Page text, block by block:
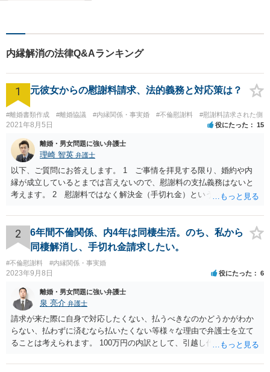
善の法的手段を選択し、終局
的解決に至るよう全力でサポ
ートいたします。
内縁解消の法律Q&Aランキング
1 元彼女からの慰謝料請求、法的義務と対応策は？
#離婚書類作成 #離婚協議 #内縁関係・事実婚 #不倫慰謝料 #慰謝料請求された側
2021年8月5日 役にたった 15
離婚・男女問題に強い弁護士
理崎 智英 弁護士
以下、ご質問にお答えします。 1 ご事情を拝見する限り、婚約や内
縁が成立しているとまでは言えないので、慰謝料の支払義務はないと
考えます。 2 慰謝料ではなく解決金（手切れ金）という名目で数十
うに合意書を取り交わす必要はあると思います。 4 合意書を取り交
わし、その中で精算条項（一切の債権債務のないことを確認する）を
設ければ、大丈夫です。
2
6年間不倫関係、内4年は同棲生活。のち、私から
同棲解消し、手切れ金請求したい。
#不倫慰謝料 #内縁関係・事実婚
2023年9月8日 役にたった 6
離婚・男女問題に強い弁護士
泉 亮介 弁護士
請求が来た際に自身で対応したくない、払うべきなのかどうかがわか
らない、払わずに済むなら払いたくない等様々な理由で弁護士を立て
ることは考えられます。 100万円の内訳として、引越し代等でどの程
によっても追加での請求については変わってくるかと思われます。 ま